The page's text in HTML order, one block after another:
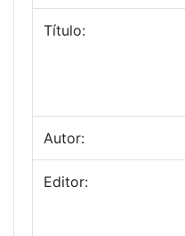
Título:
Autor:
Editor: